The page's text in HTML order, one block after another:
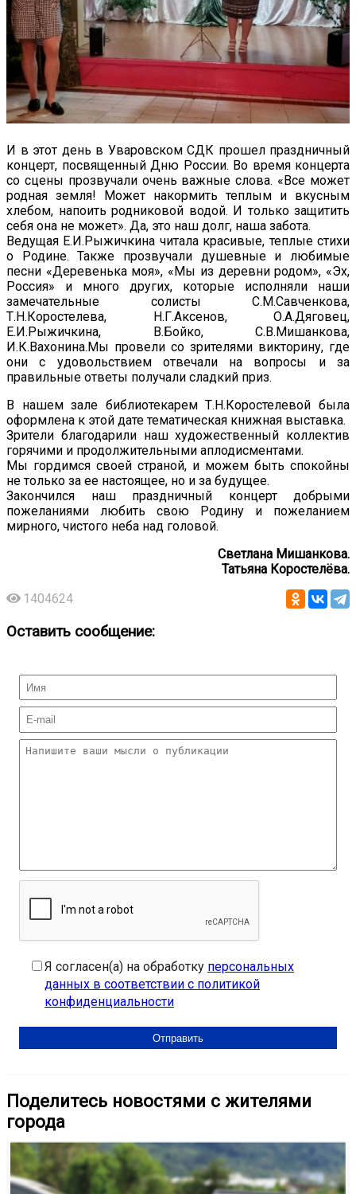
И в этот день в Уваровском СДК прошел праздничный
концерт, посвященный Дню России. Во время концерта
со сцены прозвучали очень важные слова. «Все может
родная земля! Может накормить теплым и вкусным
хлебом, напоить родниковой водой. И только защитить
себя она не может». Да, это наш долг, наша забота.
Ведущая Е.И.Рыжичкина читала красивые, теплые стихи
о Родине. Также прозвучали душевные и любимые
песни «Деревенька моя», «Мы из деревни родом», «Эх,
Россия» и много других, которые исполняли наши
замечательные солисты С.М.Савченкова,
Т.Н.Коростелева, Н.Г.Аксенов, О.А.Дяговец,
Е.И.Рыжичкина, В.Бойко, С.В.Мишанкова,
И.К.Вахонина.Мы провели со зрителями викторину, где
они с удовольствием отвечали на вопросы и за
правильные ответы получали сладкий приз.
В нашем зале библиотекарем Т.Н.Коростелевой была
оформлена к этой дате тематическая книжная выставка.
Зрители благодарили наш художественный коллектив
горячими и продолжительными аплодисментами.
Мы гордимся своей страной, и можем быть спокойны
не только за ее настоящее, но и за будущее.
Закончился наш праздничный концерт добрыми
пожеланиями любить свою Родину и пожеланием
мирного, чистого неба над головой.
Светлана Мишанкова.
Татьяна Коростелёва.
1404624
Оставить сообщение:
Я согласен(а) на обработку персональных
данных в соответствии с политикой
конфиденциальности
Поделитесь новостями с жителями
города